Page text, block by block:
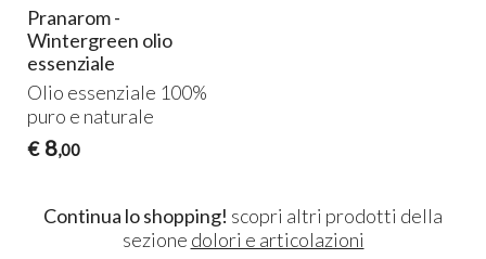
Pranarom -
Wintergreen olio
essenziale
Olio essenziale 100%
puro e naturale
€ 8,00
Continua lo shopping! scopri altri prodotti della
sezione dolori e articolazioni